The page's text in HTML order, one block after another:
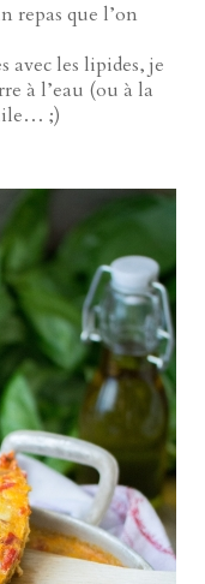
repas que l’on
avec les lipides, je
à l’eau (ou à la
;)